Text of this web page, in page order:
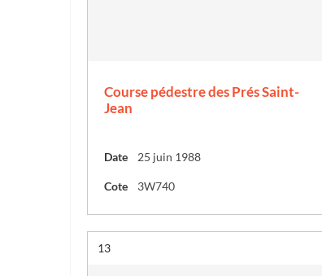
Course pédestre des Prés Saint-
Jean
Date 25 juin 1988
Cote 3W740
Résultat n°
13